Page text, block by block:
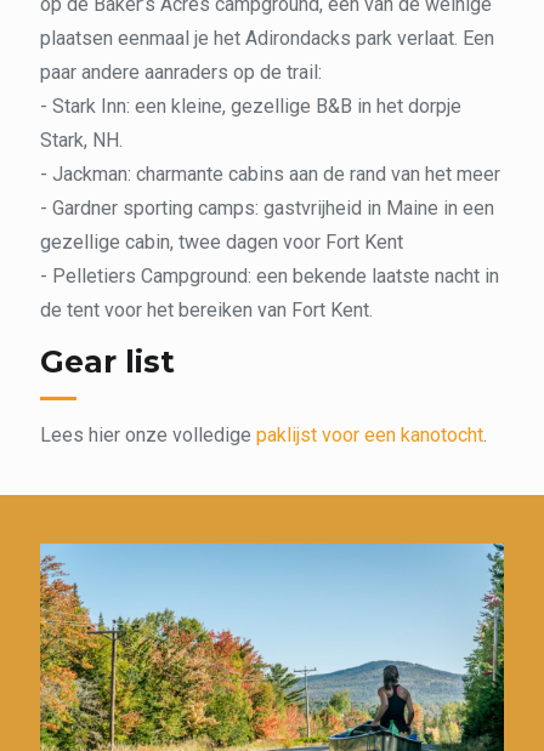
plaatsen eenmaal je het Adirondacks park verlaat. Een
paar andere aanraders op de trail:
- Stark Inn: een kleine, gezellige B&B in het dorpje
Stark, NH.
- Jackman: charmante cabins aan de rand van het meer
- Gardner sporting camps: gastvrijheid in Maine in een
gezellige cabin, twee dagen voor Fort Kent
- Pelletiers Campground: een bekende laatste nacht in
de tent voor het bereiken van Fort Kent.
Gear list
Lees hier onze volledige paklijst voor een kanotocht